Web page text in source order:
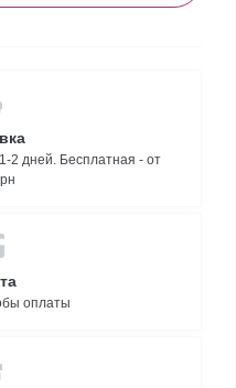
2 дней. Бесплатная - от
оплаты